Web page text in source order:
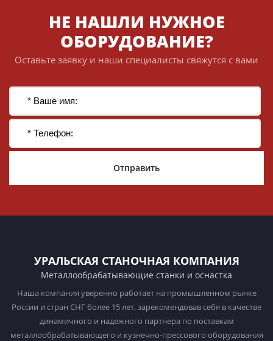
НЕ НАШЛИ НУЖНОЕ
ОБОРУДОВАНИЕ?
Оставьте заявку и наши специалисты свяжутся с вами
Отправить
УРАЛЬСКАЯ СТАНОЧНАЯ КОМПАНИЯ
Металлообрабатывающие станки и оснастка
Наша компания уверенно работает на промышленном рынке
России и стран СНГ более 15 лет, зарекомендовав себя в качестве
динамичного и надежного партнера по поставкам
металлообрабатывающего и кузнечно-прессового оборудования